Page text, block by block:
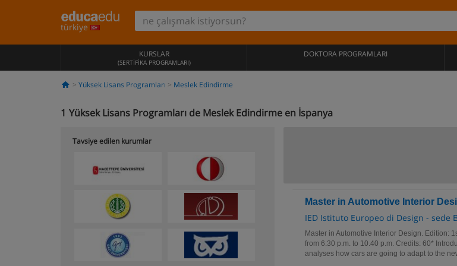
türkiye
KURSLAR
(SERTIFIKA PROGRAMLARI)
DOKTORA PROGRAMLARI
Yüksek Lisans Programları Meslek Edindirme
1 Yüksek Lisans Programları de Meslek Edindirme en İspanya
Master in Automotive Interior
IED Istituto Europeo di Design - sede
Master in Automotive Interior Design. Edition:
from 6.30 p.m. to 10.40 p.m. Credits: 60*
analyses how cars are going to adapt to the
Tavsiye edilen kurumlar